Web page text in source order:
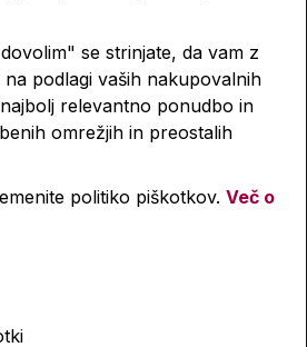
se strinjate, da vam z
na podlagi vaših nakupovalnih
relevantno ponudbo in
omrežjih in preostalih
politiko piškotkov. Več o